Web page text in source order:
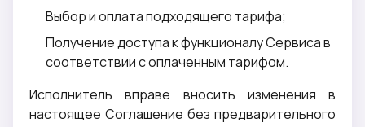
Выбор и оплата подходящего тарифа;
Получение доступа к функционалу Сервиса в
соответствии с оплаченным тарифом.
Исполнитель вправе вносить изменения в
настоящее Соглашение без предварительного